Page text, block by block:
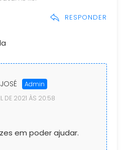
RESPONDER
DE 2021 ÀS 20:58
em poder ajudar.